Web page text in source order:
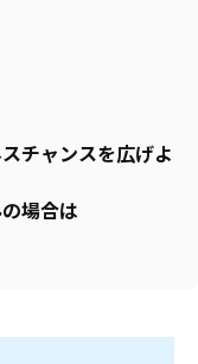
チャンスを広げよ
場合は